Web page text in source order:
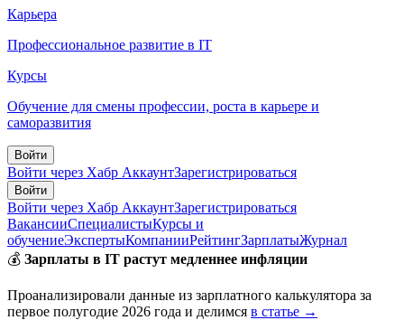
Карьера
Профессиональное развитие в IT
Курсы
Обучение для смены профессии, роста в карьере и
саморазвития
Войти
Войти через Хабр АккаунтЗарегистрироваться
Войти
Войти через Хабр АккаунтЗарегистрироваться
ВакансииСпециалистыКурсы и
обучениеЭкспертыКомпанииРейтингЗарплатыЖурнал
💰 Зарплаты в IT растут медленнее инфляции
Проанализировали данные из зарплатного калькулятора за
первое полугодие 2026 года и делимся в статье →